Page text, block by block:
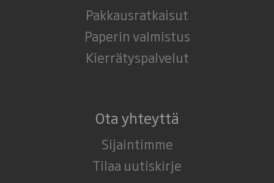
Pakkausratkaisut
Paperin valmistus
Kierrätyspalvelut
Ota yhteyttä
Sijaintimme
Tilaa uutiskirje